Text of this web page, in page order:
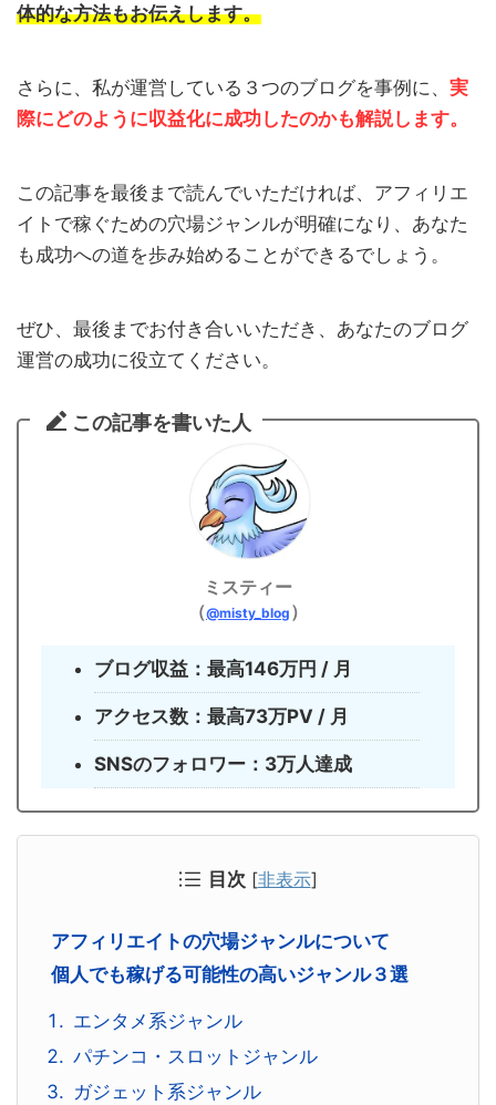
体的な方法もお伝えします。
さらに、私が運営している３つのブログを事例に、 実
際にどのように収益化に成功したのかも解説します。
この記事を最後まで読んでいただければ、アフィリエ
イトで稼ぐための穴場ジャンルが明確になり、あなた
も成功への道を歩み始めることができるでしょう。
ぜひ、最後までお付き合いいただき、あなたのブログ
運営の成功に役立てください。
この記事を書いた人
ミスティー
（@misty_blog ）
ブログ収益：最高146万円 / 月
アクセス数：最高73万PV / 月
SNSのフォロワー：3万人達成
目次 [非表示]
アフィリエイトの穴場ジャンルについて
個人でも稼げる可能性の高いジャンル３選
エンタメ系ジャンル
パチンコ・スロットジャンル
ガジェット系ジャンル